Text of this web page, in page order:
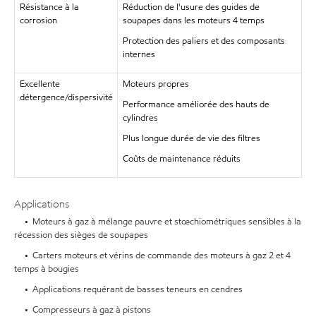
Résistance à la
corrosion
Réduction de l'usure des guides de
soupapes dans les moteurs 4 temps
Protection des paliers et des composants
internes
Excellente
détergence/dispersivité
Moteurs propres
Performance améliorée des hauts de
cylindres
Plus longue durée de vie des filtres
Coûts de maintenance réduits
Applications
• Moteurs à gaz à mélange pauvre et stœchiométriques sensibles à la
récession des sièges de soupapes
• Carters moteurs et vérins de commande des moteurs à gaz 2 et 4
temps à bougies
• Applications requérant de basses teneurs en cendres
• Compresseurs à gaz à pistons